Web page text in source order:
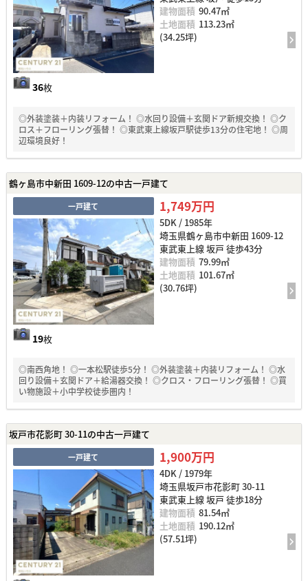
36枚
建物面積 90.47㎡
土地面積 113.23㎡
(34.25坪)
◎外装塗装＋内装リフォーム！ ◎水回り設備＋玄関ドア新規交換！ ◎ク
ロス＋フローリング張替！ ◎東武東上線坂戸駅徒歩13分の住宅地！ ◎周
辺環境良好！
鶴ヶ島市中新田 1609-12の中古一戸建て
一戸建て
19枚
1,749万円
5DK / 1985年
埼玉県鶴ヶ島市中新田 1609-12
東武東上線 坂戸 徒歩43分
建物面積 79.99㎡
土地面積 101.67㎡
(30.76坪)
◎南西角地！ ◎一本松駅徒歩5分！ ◎外装塗装＋内装リフォーム！ ◎水
回り設備＋玄関ドア＋給湯器交換！ ◎クロス・フローリング張替！ ◎買
い物施設＋小中学校徒歩圏内！
坂戸市花影町 30-11の中古一戸建て
一戸建て 1,900万円
4DK / 1979年
埼玉県坂戸市花影町 30-11
東武東上線 坂戸 徒歩18分
建物面積 81.54㎡
土地面積 190.12㎡
(57.51坪)